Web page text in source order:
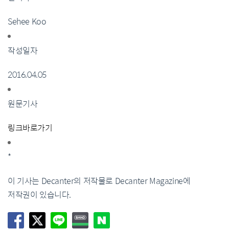
Sehee Koo
작성일자
2016.04.05
원문기사
링크바로가기
*
이 기사는 Decanter의 저작물로 Decanter Magazine에
저작권이 있습니다.